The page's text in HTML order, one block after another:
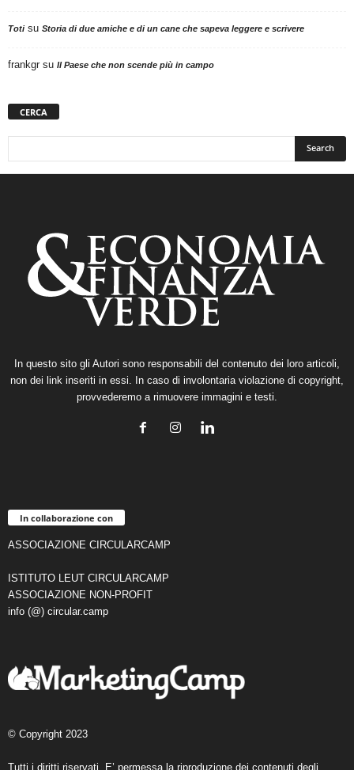
Totisu Storia di due amiche e di un cane che sapeva leggere e scrivere
frankgr su Il Paese che non scende più in campo
CERCA
In questo sito gli Autori sono responsabili del contenuto dei loro articoli,
non dei link inseriti in essi. In caso di involontaria violazione di copyright,
provvederemo a rimuovere immagini e testi.
In collaborazione con
ASSOCIAZIONE CIRCULARCAMP
ISTITUTO LEUT CIRCULARCAMP
ASSOCIAZIONE NON-PROFIT
info (@) circular.camp
© Copyright 2023
Tutti i diritti riservati. E’ permessa la riproduzione dei contenuti degli